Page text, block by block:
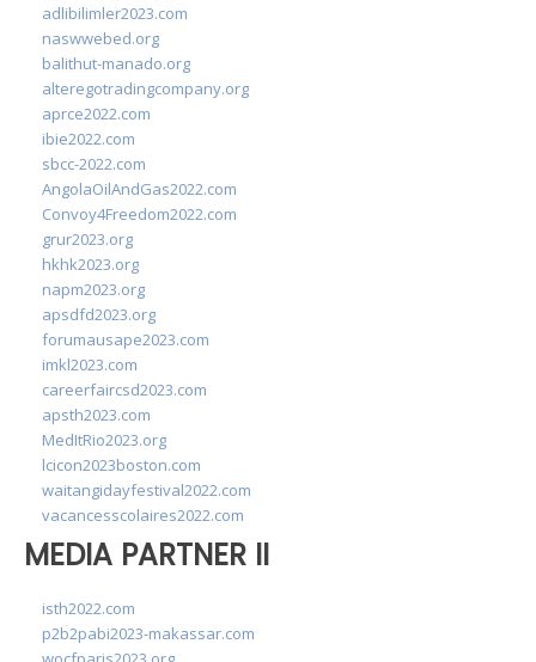
adlibilimler2023.com
naswwebed.org
balithut-manado.org
alteregotradingcompany.org
aprce2022.com
ibie2022.com
sbcc-2022.com
AngolaOilAndGas2022.com
Convoy4Freedom2022.com
grur2023.org
hkhk2023.org
napm2023.org
apsdfd2023.org
forumausape2023.com
imkl2023.com
careerfaircsd2023.com
apsth2023.com
MedItRio2023.org
lcicon2023boston.com
waitangidayfestival2022.com
vacancesscolaires2022.com
MEDIA PARTNER II
isth2022.com
p2b2pabi2023-makassar.com